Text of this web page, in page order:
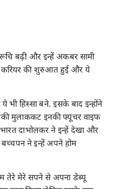
बढ़ी और इन्हें अकबर सामी
करियर की शुरुआत हुई और ये
हिस्सा बने. इसके बाद इन्होंने
मुलाककट इनकी फ्यूचर वाइफ
भारत दाभोलकर ने इन्हें देखा और
बच्चपन ने इन्हें अपने होम
तेरे मेरे सपने से अपना डेब्यू